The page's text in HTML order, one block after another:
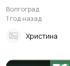
Волгоград
1 год назад
Христина